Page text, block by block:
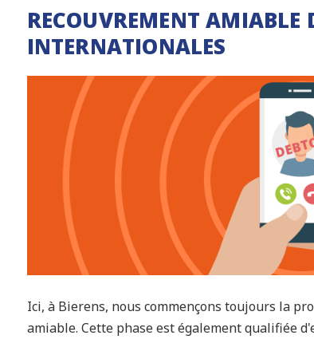
RECOUVREMENT AMIABLE
INTERNATIONALES
Ici, à Bierens, nous commençons toujours la
amiable. Cette phase est également qualifiée